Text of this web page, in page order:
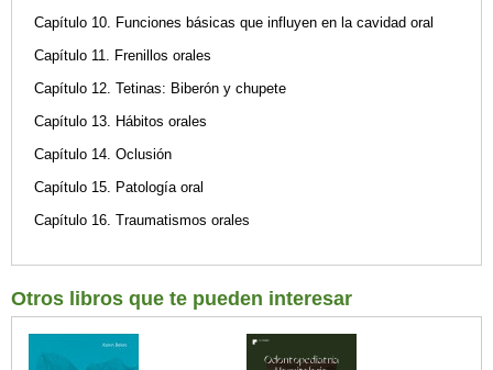
Capítulo 10. Funciones básicas que influyen en la cavidad oral
Capítulo 11. Frenillos orales
Capítulo 12. Tetinas: Biberón y chupete
Capítulo 13. Hábitos orales
Capítulo 14. Oclusión
Capítulo 15. Patología oral
Capítulo 16. Traumatismos orales
Otros libros que te pueden interesar